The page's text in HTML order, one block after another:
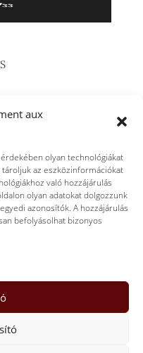
aux
olyan technológiákat
az eszközinformációkat
való hozzájárulás
olyan adatokat dolgozzunk
azonosítók. A hozzájárulás
befolyásolhat bizonyos
megnyitja kapuit
jó táplálkozás –
Cassagne Haut-
Cassagne
Haut-
ban Június 21-